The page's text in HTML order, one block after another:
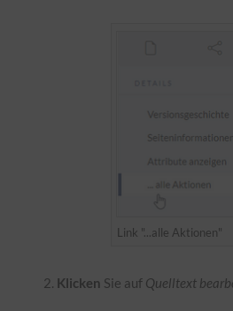
Link "...alle Aktionen"
Klicken Sie auf Quelltext